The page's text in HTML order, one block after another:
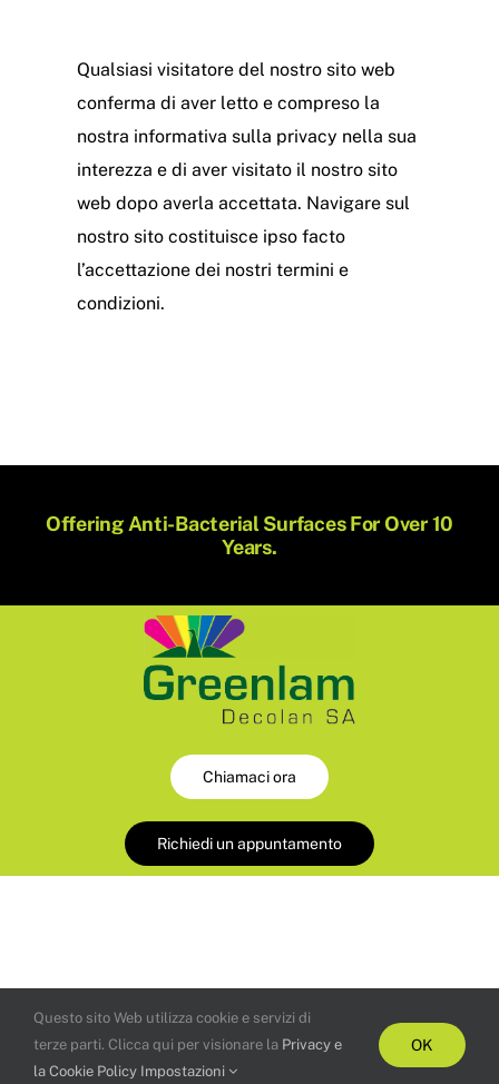
Qualsiasi visitatore del nostro sito web
conferma di aver letto e compreso la
nostra informativa sulla privacy nella sua
interezza e di aver visitato il nostro sito
web dopo averla accettata. Navigare sul
nostro sito costituisce ipso facto
l’accettazione dei nostri termini e
condizioni.
Offering Anti-Bacterial Surfaces For Over 10
Years.
Chiamaci ora
Richiedi un appuntamento
© Copyright Greenlam Decolan SA 2026 | All Rights
Questo sito Web utilizza cookie e servizi di
terze parti. Clicca qui per visionare la Privacy e
la Cookie Policy Impostazioni
OK